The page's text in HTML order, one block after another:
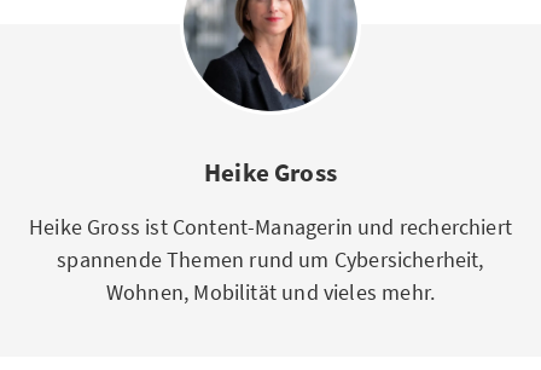
Heike Gross
Heike Gross ist Content-Managerin und recherchiert
spannende Themen rund um Cybersicherheit,
Wohnen, Mobilität und vieles mehr.